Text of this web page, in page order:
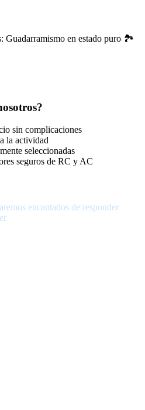
Guadarramismo en estado puro 🏞️
sin complicaciones
la actividad
seleccionadas
seguros de RC y AC
encantados de responder